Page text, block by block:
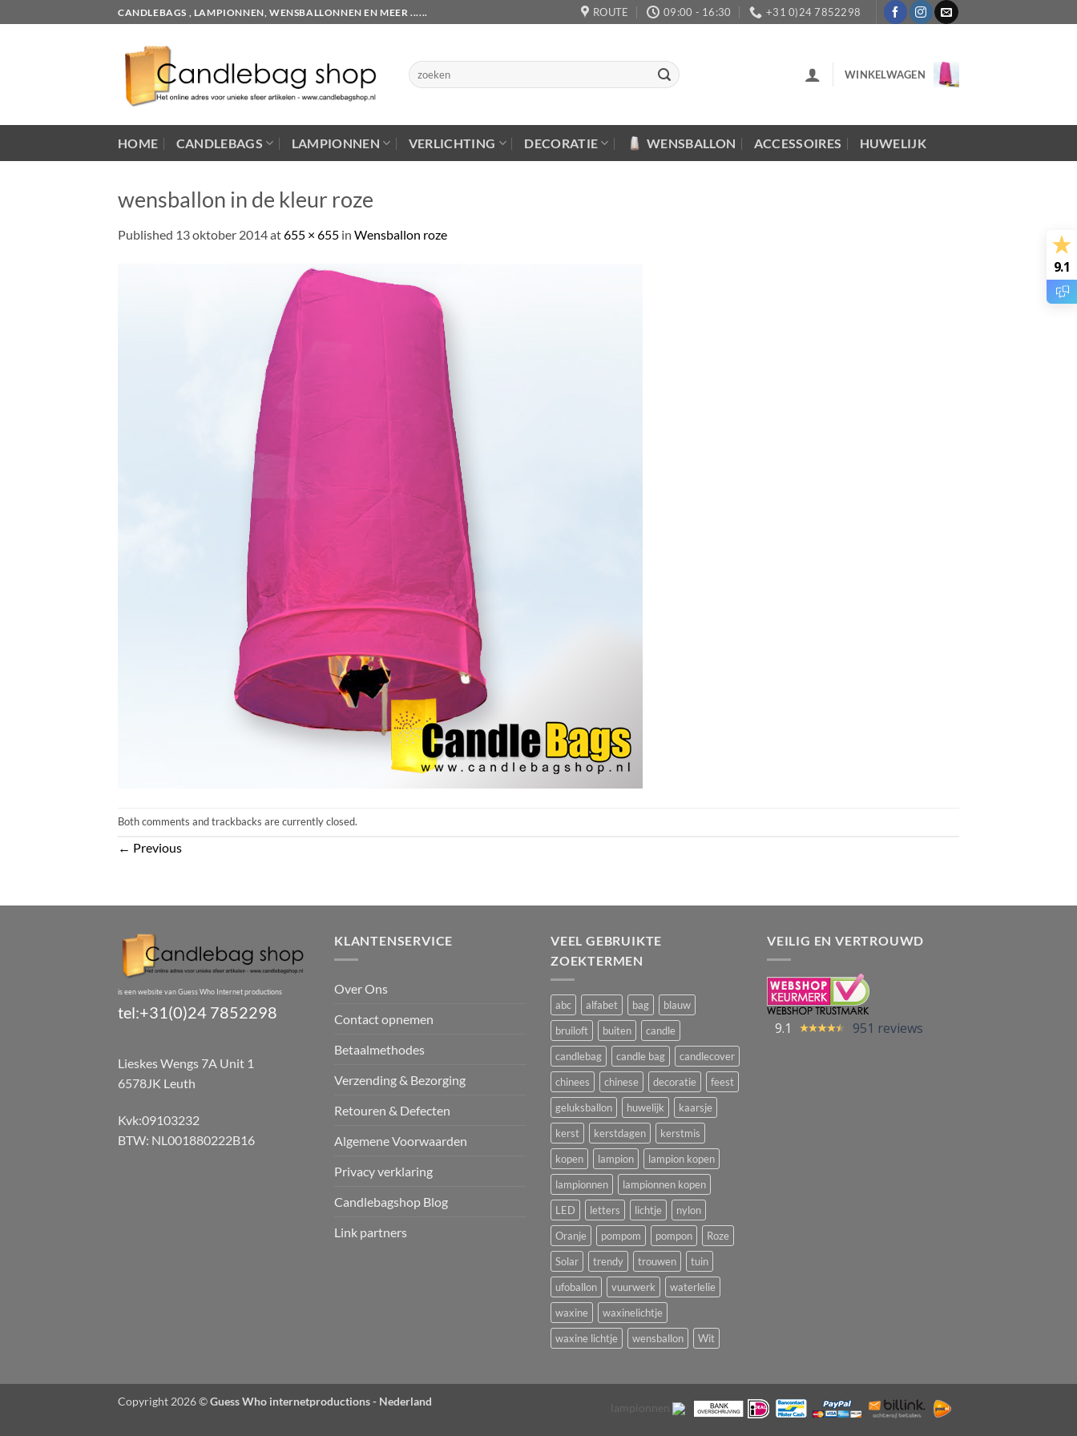
to
CANDLEBAGS , LAMPIONNEN, WENSBALLONNEN EN MEER ...... ROUTE 09:00 - 16:30 +31 0)24 7852298
Zoeken
naar:
WINKELWAGEN
HOME CANDLEBAGS LAMPIONNEN VERLICHTING DECORATIE WENSBALLON ACCESSOIRES HUWELIJK
wensballon in de kleur roze
Published 13 oktober 2014at655 × 655 in Wensballon roze
Both comments and trackbacks are currently closed.
← Previous
is een website van Guess Who Internet productions
tel:+31(0)24 7852298
Lieskes Wengs 7A Unit 1
6578JK Leuth
Kvk:09103232
BTW: NL001880222B16
KLANTENSERVICE
Over Ons
Contact opnemen
Betaalmethodes
Verzending & Bezorging
Retouren & Defecten
Algemene Voorwaarden
Privacy verklaring
Candlebagshop Blog
Link partners
VEEL GEBRUIKTE
ZOEKTERMEN
abc alfabet bag
blauw
bruiloft
buiten
candle
candlebag
candle bag
candlecover
chinees
chinese decoratie
feest
geluksballon
huwelijk
kaarsje
kerst
kerstdagen
kerstmis
kopen
lampion
lampion kopen
lampionnen
lampionnen kopen
LED
letters lichtje
nylon
Oranje
pompom pompon
Roze
Solar
trendy trouwen
tuin
ufoballon
vuurwerk
waterlelie
waxine
waxinelichtje
waxine lichtje
wensballon Wit
VEILIG EN VERTROUWD
9.1 951 reviews
lampionnen
Copyright 2026 ©Guess Who internetproductions - Nederland
9.1